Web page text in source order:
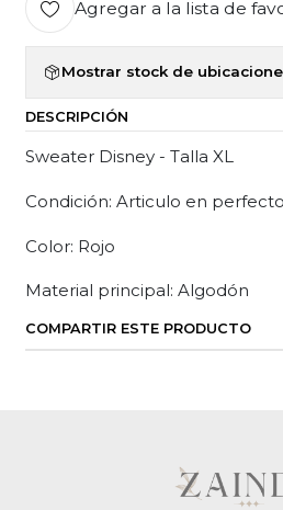
Agregar a la lista de
Mostrar stock de
DESCRIPCIÓN
Sweater Disney - Talla XL
Condición: Articulo en
Color: Rojo
Material principal: Algodón
COMPARTIR ESTE PRODUCTO